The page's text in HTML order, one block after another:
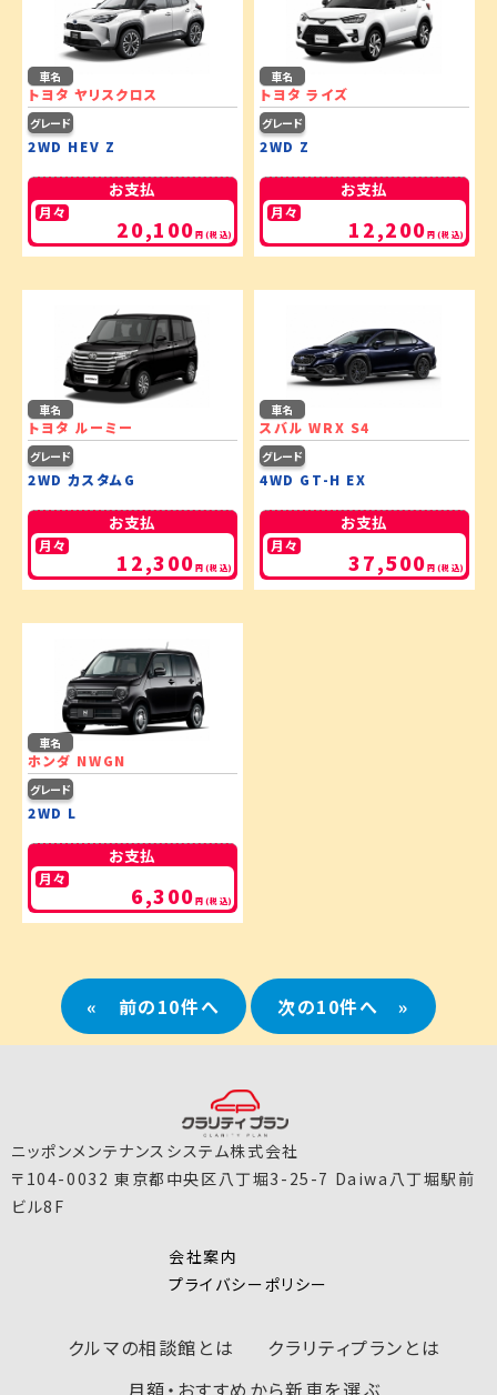
車名
トヨタ ヤリスクロス
グレード
2WD HEV Z
お支払
月々
20,100円(税込)
車名
トヨタ ライズ
グレード
2WD Z
お支払
月々
12,200円(税込)
車名
トヨタ ルーミー
グレード
2WD カスタムG
お支払
月々
12,300円(税込)
車名
スバル WRX S4
グレード
4WD GT-H EX
お支払
月々
37,500円(税込)
車名
ホンダ NWGN
グレード
2WD L
お支払
月々
6,300円(税込)
« »
ニッポンメンテナンスシステム株式会社
〒104-0032 東京都中央区八丁堀3-25-7 Daiwa八丁堀駅前
ビル8F
会社案内
プライバシーポリシー
クルマの相談館とは
クラリティプランとは
月額・おすすめから新車を選ぶ